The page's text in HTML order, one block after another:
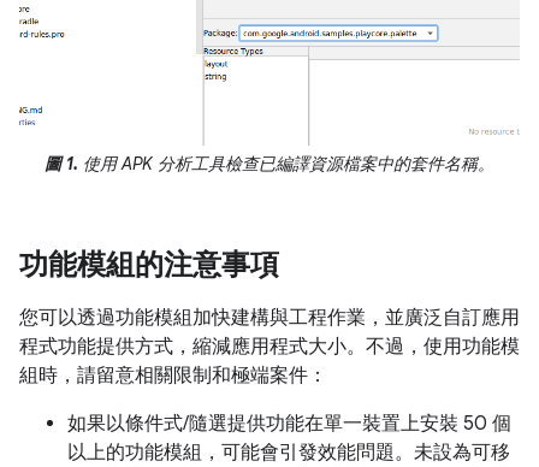
圖 1. 使用 APK 分析工具檢查已編譯資源檔案中的套件名稱。
功能模組的注意事項
您可以透過功能模組加快建構與工程作業，並廣泛自訂應用
程式功能提供方式，縮減應用程式大小。不過，使用功能模
組時，請留意相關限制和極端案件：
如果以條件式/隨選提供功能在單一裝置上安裝 50 個
以上的功能模組，可能會引發效能問題。未設為可移